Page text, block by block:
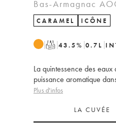
Bas-Armagnac
CARAMEL ICÔNE
T 43.5% 0.7 L
La quintessence des
puissance aromatique
Plus d'infos
LA CUVÉE